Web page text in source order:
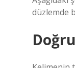
düzlemde